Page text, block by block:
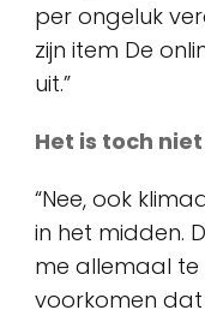
per ongeluk
zijn item De
uit.”
Het is toch
“Nee, ook
in het midden.
me allemaal te
voorkomen dat